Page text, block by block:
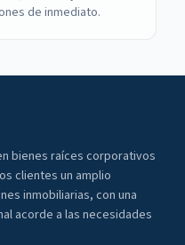
de inmediato.
bienes raíces corporativos
clientes un amplio
inmobiliarias, con una
acorde a las necesidades